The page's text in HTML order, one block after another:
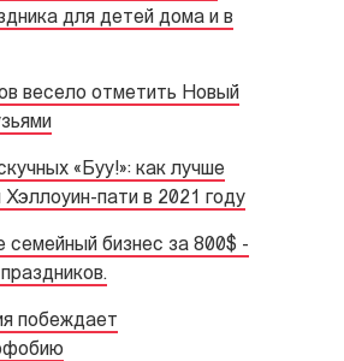
для детей дома и в
весело отметить Новый
«Буу!»: как лучше
Хэллоуин-пати в 2021 году
семейный бизнес за 800$ -
побеждает